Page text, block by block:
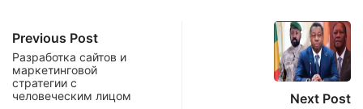
Previous Post
Разработка сайтов и
маркетинговой
стратегии с
человеческим лицом
Next Post